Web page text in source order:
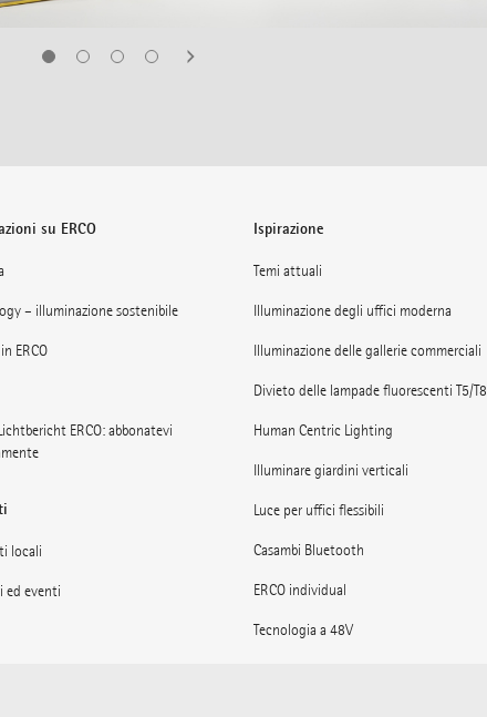
su ERCO
– illuminazione sostenibile
ERCO
ERCO: abbonatevi
locali
ed eventi
Ispirazione
Temi attuali
Illuminazione degli uffici moderna
Illuminazione delle gallerie commerciali
Divieto delle lampade fluorescenti T5/T8
Human Centric Lighting
Illuminare giardini verticali
Luce per uffici flessibili
Casambi Bluetooth
ERCO individual
Tecnologia a 48V